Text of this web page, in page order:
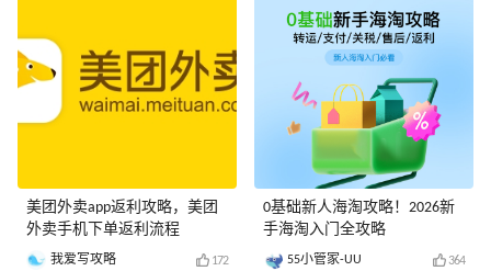
美团外卖app返利攻略，美团
外卖手机下单返利流程
我爱写攻略 172
0基础新人海淘攻略！2026新
手海淘入门全攻略
55小管家-UU 364